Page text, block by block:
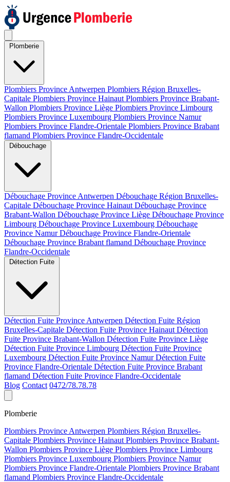
Plombiers Province Antwerpen Plombiers Région Bruxelles-
Capitale Plombiers Province Hainaut Plombiers Province Brabant-
Wallon Plombiers Province Liège Plombiers Province Limbourg
Plombiers Province Luxembourg Plombiers Province Namur
Plombiers Province Flandre-Orientale Plombiers Province Brabant
flamand Plombiers Province Flandre-Occidentale
Débouchage Province Antwerpen Débouchage Région Bruxelles-
Capitale Débouchage Province Hainaut Débouchage Province
Brabant-Wallon Débouchage Province Liège Débouchage Province
Limbourg Débouchage Province Luxembourg Débouchage
Province NamurDébouchage Province Flandre-Orientale
Débouchage Province Brabant flamand Débouchage Province
Flandre-Occidentale
Détection Fuite Province Antwerpen Détection Fuite Région
Bruxelles-Capitale Détection Fuite Province Hainaut Détection
Fuite Province Brabant-Wallon Détection Fuite Province Liège
Détection Fuite Province Limbourg Détection Fuite Province
Luxembourg Détection Fuite Province NamurDétection Fuite
Province Flandre-Orientale Détection Fuite Province Brabant
flamand Détection Fuite Province Flandre-Occidentale
Blog Contact 0472/78.78.78
Plomberie
Plombiers Province Antwerpen Plombiers Région Bruxelles-
Capitale Plombiers Province Hainaut Plombiers Province Brabant-
Wallon Plombiers Province Liège Plombiers Province Limbourg
Plombiers Province Luxembourg Plombiers Province Namur
Plombiers Province Flandre-Orientale Plombiers Province Brabant
flamand Plombiers Province Flandre-Occidentale